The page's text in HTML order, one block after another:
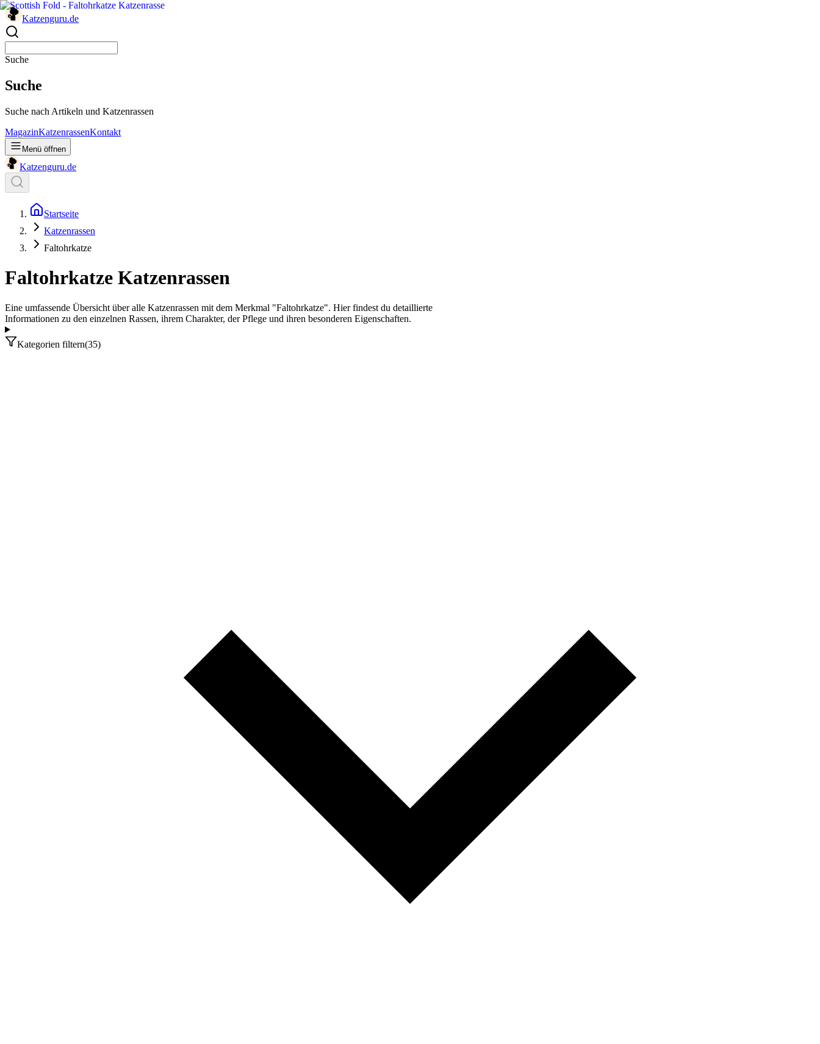
Katzenguru.de
Suche
Suche
Suche nach Artikeln und Katzenrassen
MagazinKatzenrassenKontakt
Menü öffnen
Katzenguru.de
Startseite
Katzenrassen
Faltohrkatze
Faltohrkatze Katzenrassen
Eine umfassende Übersicht über alle Katzenrassen mit dem Merkmal "Faltohrkatze". Hier findest du detaillierte
Informationen zu den einzelnen Rassen, ihrem Charakter, der Pflege und ihren besonderen Eigenschaften.
Kategorien filtern(35)